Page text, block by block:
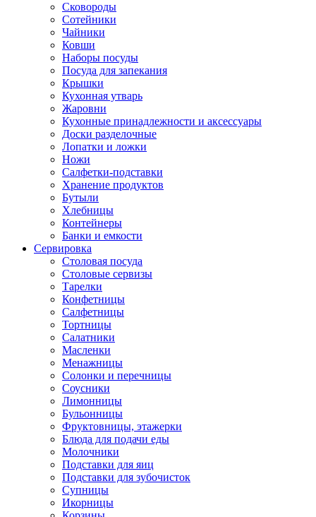
Сковороды
Сотейники
Чайники
Ковши
Наборы посуды
Посуда для запекания
Крышки
Кухонная утварь
Жаровни
Кухонные принадлежности и аксессуары
Доски разделочные
Лопатки и ложки
Ножи
Салфетки-подставки
Хранение продуктов
Бутыли
Хлебницы
Контейнеры
Банки и емкости
Сервировка
Столовая посуда
Столовые сервизы
Тарелки
Конфетницы
Салфетницы
Тортницы
Салатники
Масленки
Менажницы
Солонки и перечницы
Соусники
Лимонницы
Бульонницы
Фруктовницы, этажерки
Блюда для подачи еды
Молочники
Подставки для яиц
Подставки для зубочисток
Супницы
Икорницы